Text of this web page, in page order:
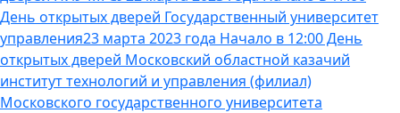
День открытых дверей Государственный университет
управления23 марта 2023 года Начало в 12:00 День
открытых дверей Московский областной казачий
институт технологий и управления (филиал)
Московского государственного университета